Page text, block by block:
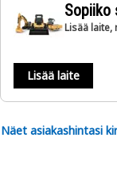
Sopiiko
Lisää laite,
Lisää laite
Näet asiakashintasi